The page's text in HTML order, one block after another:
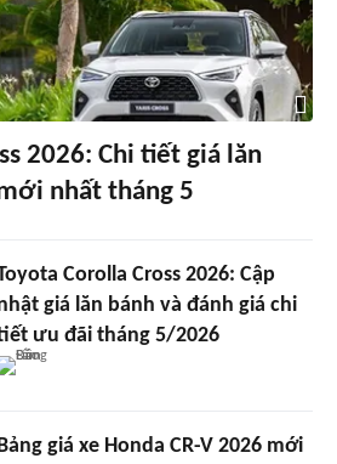
2026: Chi tiết giá lăn
nhất tháng 5
Corolla Cross 2026: Cập
giá lăn bánh và đánh giá chi
ưu đãi tháng 5/2026
giá xe Honda CR-V 2026 mới